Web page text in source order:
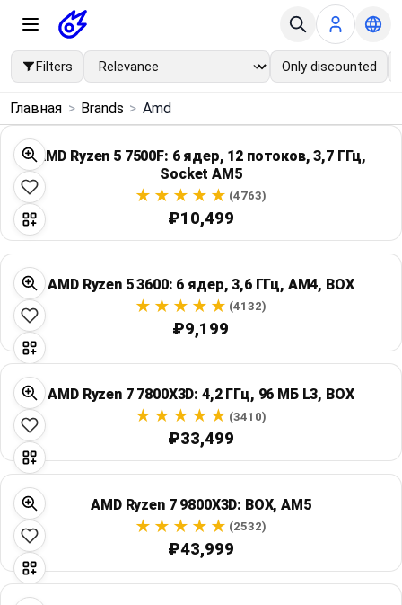
Filters Only discounted
Menu ×
Home
Search
Price Drops
Categories
Brands
Global Price Tracker
Blog
Compare
Plans & Pricing
Главная > Brands > Amd
AMD Ryzen 5 7500F: 6 ядер, 12 потоков, 3,7 ГГц,
Socket AM5
(4763)
₽10,499
AMD Ryzen 5 3600: 6 ядер, 3,6 ГГц, AM4, BOX
(4132)
₽9,199
AMD Ryzen 7 7800X3D: 4,2 ГГц, 96 МБ L3, BOX
(3410)
₽33,499
AMD Ryzen 7 9800X3D: BOX, AM5
(2532)
₽43,999